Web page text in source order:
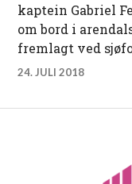
kaptein Gabriel
om bord i
fremlagt ved
24. JULI 2018